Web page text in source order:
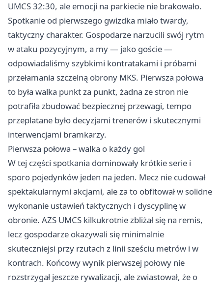
UMCS 32:30, ale emocji na parkiecie nie brakowało.
Spotkanie od pierwszego gwizdka miało twardy,
taktyczny charakter. Gospodarze narzucili swój rytm
w ataku pozycyjnym, a my — jako goście —
odpowiadaliśmy szybkimi kontratakami i próbami
przełamania szczelną obrony MKS. Pierwsza połowa
to była walka punkt za punkt, żadna ze stron nie
potrafiła zbudować bezpiecznej przewagi, tempo
przeplatane było decyzjami trenerów i skutecznymi
interwencjami bramkarzy.
Pierwsza połowa – walka o każdy gol
W tej części spotkania dominowały krótkie serie i
sporo pojedynków jeden na jeden. Mecz nie cudował
spektakularnymi akcjami, ale za to obfitował w solidne
wykonanie ustawień taktycznych i dyscyplinę w
obronie. AZS UMCS kilkukrotnie zbliżał się na remis,
lecz gospodarze okazywali się minimalnie
skuteczniejsi przy rzutach z linii sześciu metrów i w
kontrach. Końcowy wynik pierwszej połowy nie
rozstrzygał jeszcze rywalizacji, ale zwiastował, że o